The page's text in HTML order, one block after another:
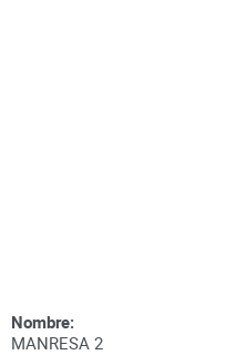
Nombre:
MANRESA 2